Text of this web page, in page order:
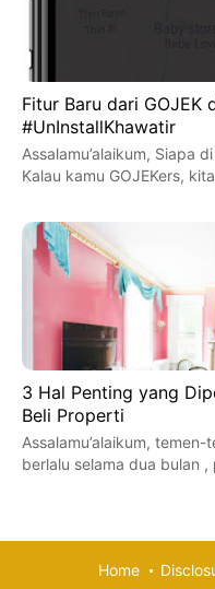
Fitur Baru dari GOJEK
#UnInstallKhawatir
Assalamu’alaikum, Siapa
Kalau kamu GOJEKers,
3 Hal Penting yang
Beli Properti
Assalamu’alaikum,
berlalu selama dua bulan
Home